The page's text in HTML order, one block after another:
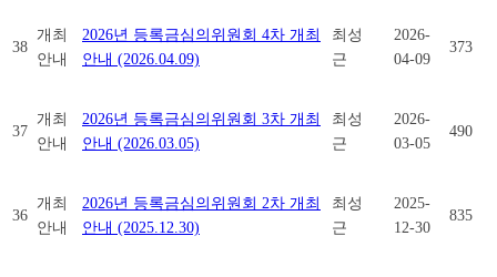
38
개최
안내
2026년 등록금심의위원회 4차 개최
안내 (2026.04.09)
최성
근
2026-
04-09
373
37
개최
안내
2026년 등록금심의위원회 3차 개최
안내 (2026.03.05)
최성
근
2026-
03-05
490
36
개최
안내
2026년 등록금심의위원회 2차 개최
안내 (2025.12.30)
최성
근
2025-
12-30
835